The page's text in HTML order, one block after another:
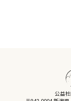
公益